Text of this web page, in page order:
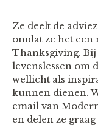
Ze deelt de
omdat ze het
Thanksgiving.
levenslessen om
wellicht als
kunnen dienen.
email van
en delen ze